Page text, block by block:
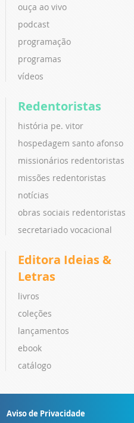
ouça ao vivo
podcast
programação
programas
vídeos
Redentoristas
história pe. vitor
hospedagem santo afonso
missionários redentoristas
missões redentoristas
notícias
obras sociais redentoristas
secretariado vocacional
Editora Ideias &
Letras
livros
coleções
lançamentos
ebook
catálogo
Aviso de Privacidade